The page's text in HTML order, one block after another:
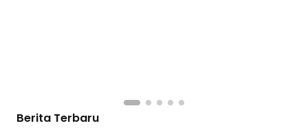
Berita Terbaru